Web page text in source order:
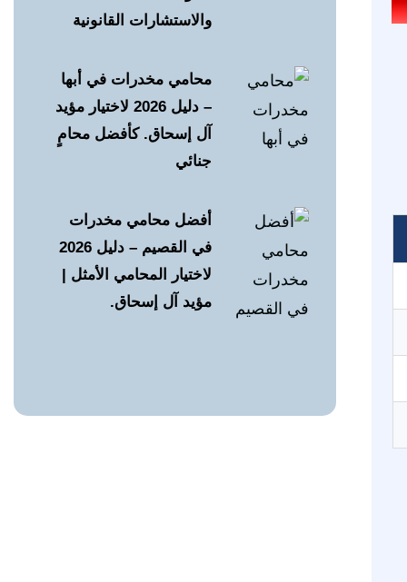
والاستشارات القانونية
محامي مخدرات في أبها
– دليل 2026 لاختيار مؤيد
آل إسحاق. كأفضل محامٍ
جنائي
أفضل محامي مخدرات
في القصيم – دليل 2026
لاختيار المحامي الأمثل |
مؤيد آل إسحاق.